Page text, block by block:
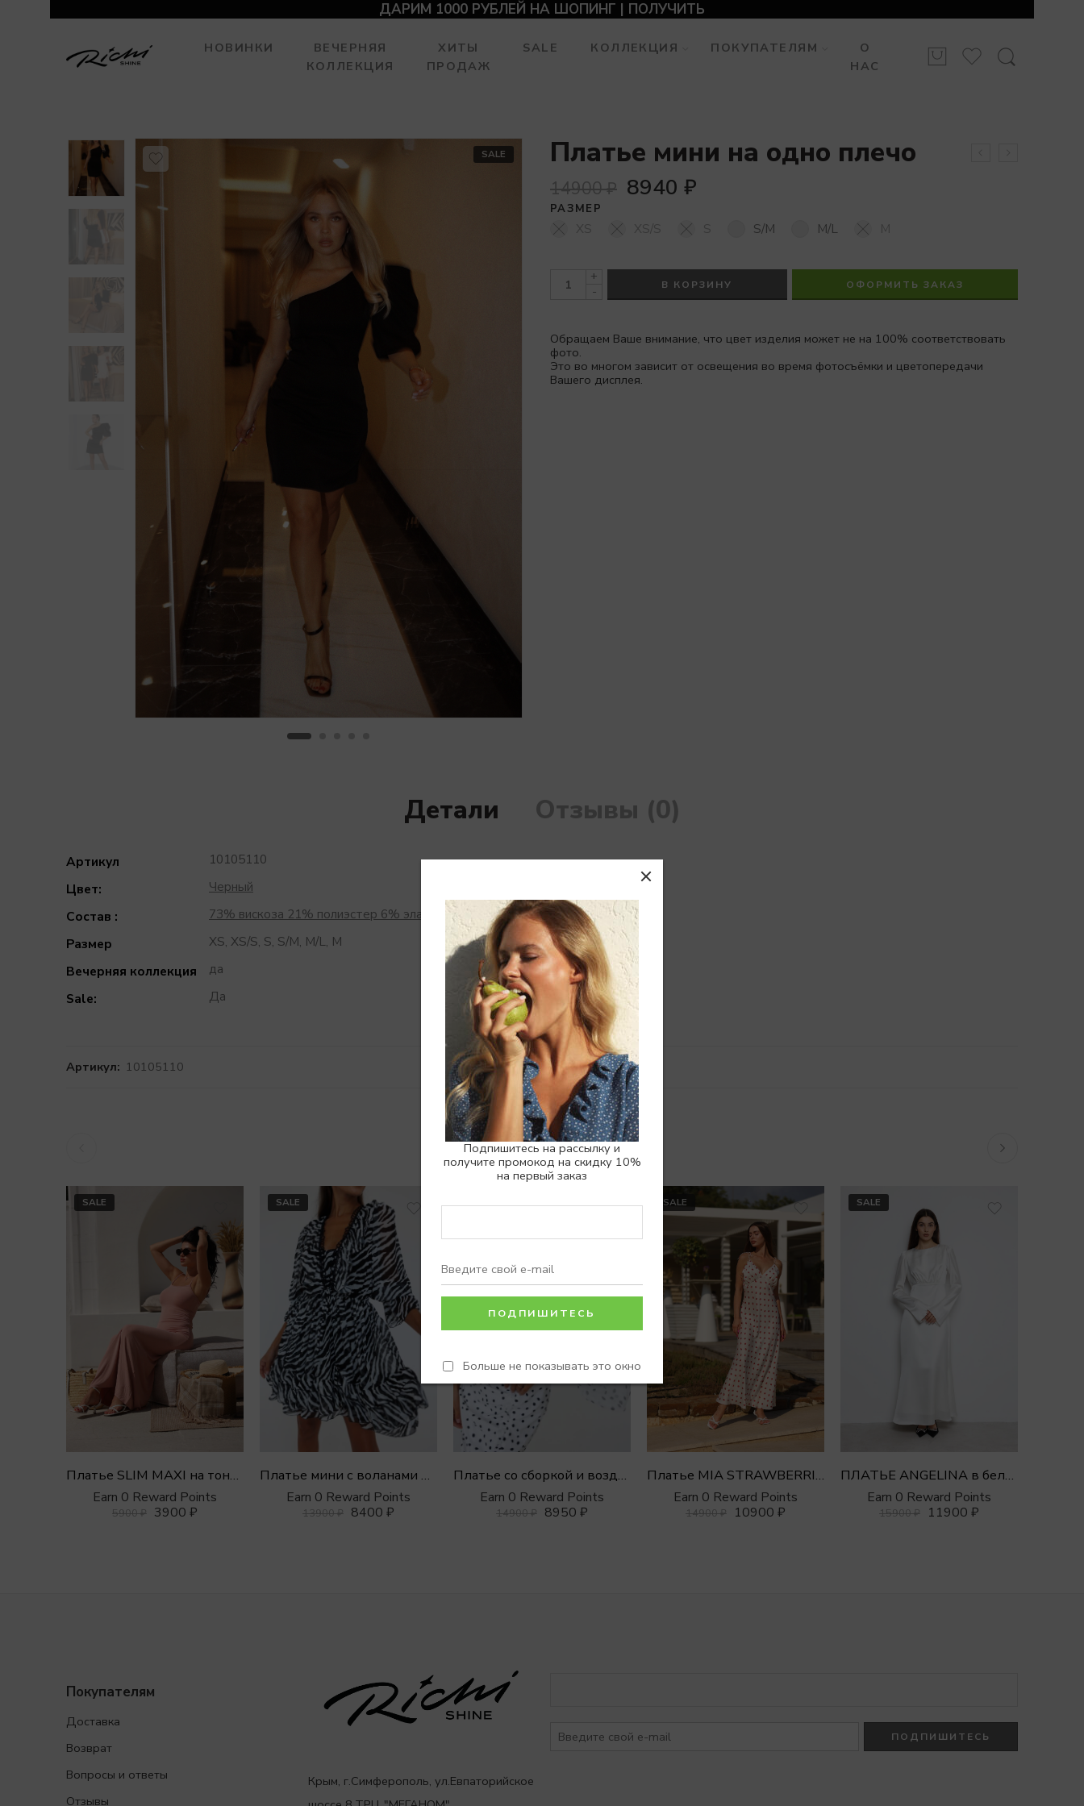
Подпишитесь на рассылку и
получите промокод на скидку 10%
на первый заказ
Больше не показывать это окно
ДАРИМ 1000 РУБЛЕЙ НА ШОПИНГ | ПОЛУЧИТЬ
НОВИНКИ
ВЕЧЕРНЯЯ
КОЛЛЕКЦИЯ
ХИТЫ
ПРОДАЖ
SALE КОЛЛЕКЦИЯ ПОКУПАТЕЛЯМ
О
НАС
SALE Платье мини на одно плечо
14900₽ 8940 ₽
РАЗМЕР
S/M M/L
+
-
В КОРЗИНУ ОФОРМИТЬ ЗАКАЗ
Обращаем Ваше внимание, что цвет изделия может не на 100% соответствовать
фото.
Это во многом зависит от освещения во время фотосъёмки и цветопередачи
Вашего дисплея.
Детали Отзывы (0)
Артикул
10105110
Цвет:
Черный
Состав :
73% вискоза 21% полиэстер 6% эластан
Размер
XS, XS/S, S, S/M, M/L, M
Вечерняя коллекция
да
Sale:
Да
Артикул: 10105110
Похожие товары
SALE
Платье SLIM MAXI на тонких бретелях
Earn 0 Reward Points
5900₽ 3900 ₽
SALE
Платье мини с воланами из шифона
Earn 0 Reward Points
13900₽ 8400 ₽
SALE
Платье со сборкой и воздушным рукавом в горошек
Earn 0 Reward Points
14900₽ 8950 ₽
SALE
Платье MIA STRAWBERRIES в бельевом стиле
Earn 0 Reward Points
14900₽ 10900 ₽
SALE
ПЛАТЬЕ ANGELINA в бельевом стиле с длинным рукавом
Earn 0 Reward Points
15900₽ 11900 ₽
Покупателям
Доставка
Возврат
Вопросы и ответы
Отзывы
Крым, г.Симферополь, ул.Евпаторийское